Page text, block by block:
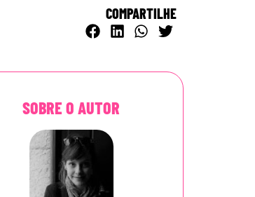
COMPARTILHE
SOBRE O AUTOR